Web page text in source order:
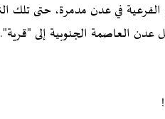
عدن العاصمة الجنوبية إلى "قرية".